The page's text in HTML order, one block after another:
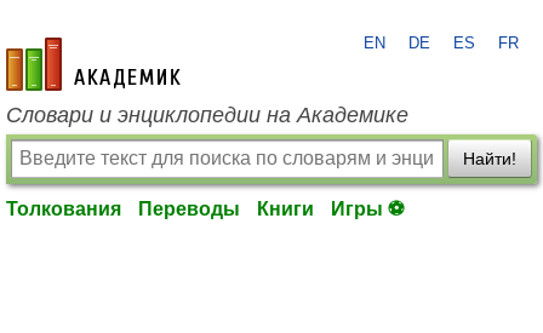
academic.ru
EN DE ES FR
Словари и энциклопедии на Академике
Найти!
Толкования Переводы Книги Игры ⚽